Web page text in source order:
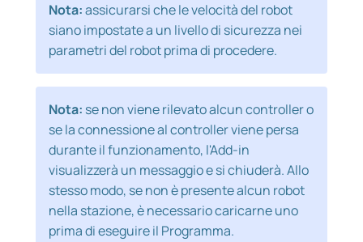
Nota:assicurarsi che le velocità del robot
siano impostate a un livello di sicurezza nei
parametri del robot prima di procedere.
Nota: se non viene rilevato alcun controller o
se la connessione al controller viene persa
durante il funzionamento, l'Add-in
visualizzerà un messaggio e si chiuderà. Allo
stesso modo, se non è presente alcun robot
nella stazione, è necessario caricarne uno
prima di eseguire il Programma.